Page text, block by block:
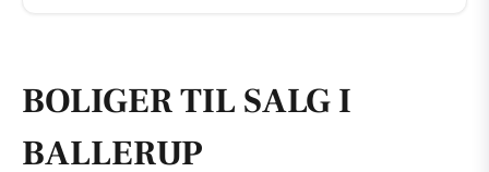
BOLIGER TIL SALG I
BALLERUP